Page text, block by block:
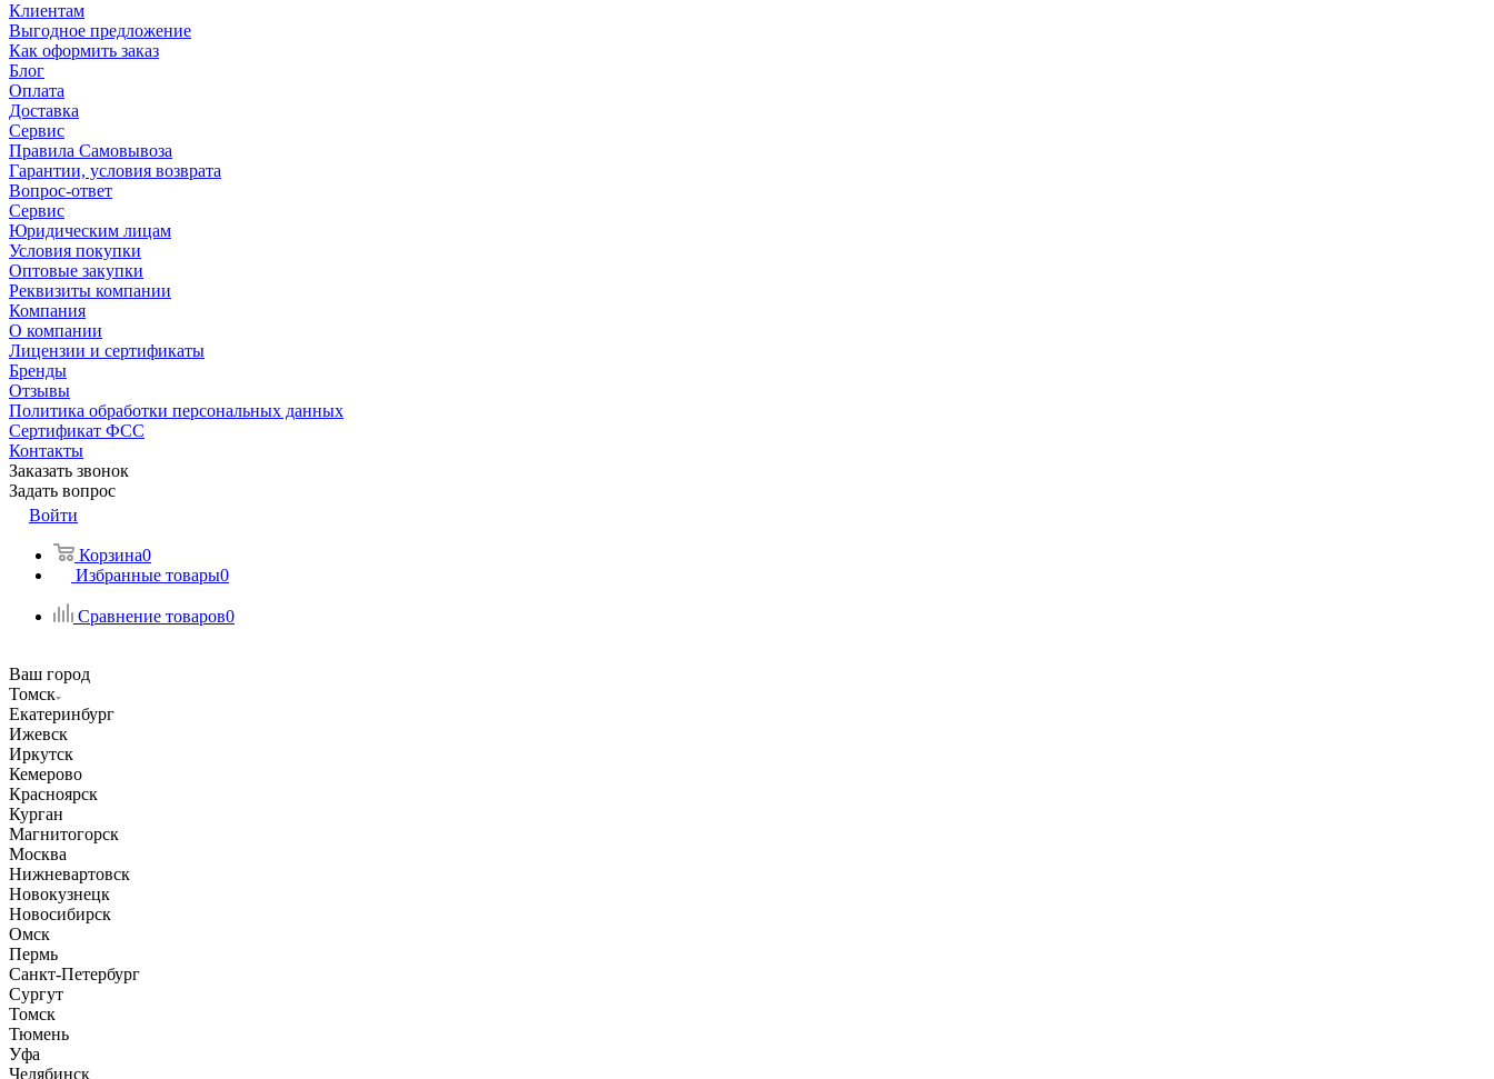
Клиентам
Выгодное предложение
Как оформить заказ
Блог
Оплата
Доставка
Сервис
Правила Самовывоза
Гарантии, условия возврата
Вопрос-ответ
Сервис
Юридическим лицам
Условия покупки
Оптовые закупки
Реквизиты компании
Компания
О компании
Лицензии и сертификаты
Бренды
Отзывы
Политика обработки персональных данных
Сертификат ФСС
Контакты
Заказать звонок
Задать вопрос
Войти
Корзина0
Избранные товары0
Сравнение товаров0
Ваш город
Томск
Екатеринбург
Ижевск
Иркутск
Кемерово
Красноярск
Курган
Магнитогорск
Москва
Нижневартовск
Новокузнецк
Новосибирск
Омск
Пермь
Санкт-Петербург
Сургут
Томск
Тюмень
Уфа
Челябинск